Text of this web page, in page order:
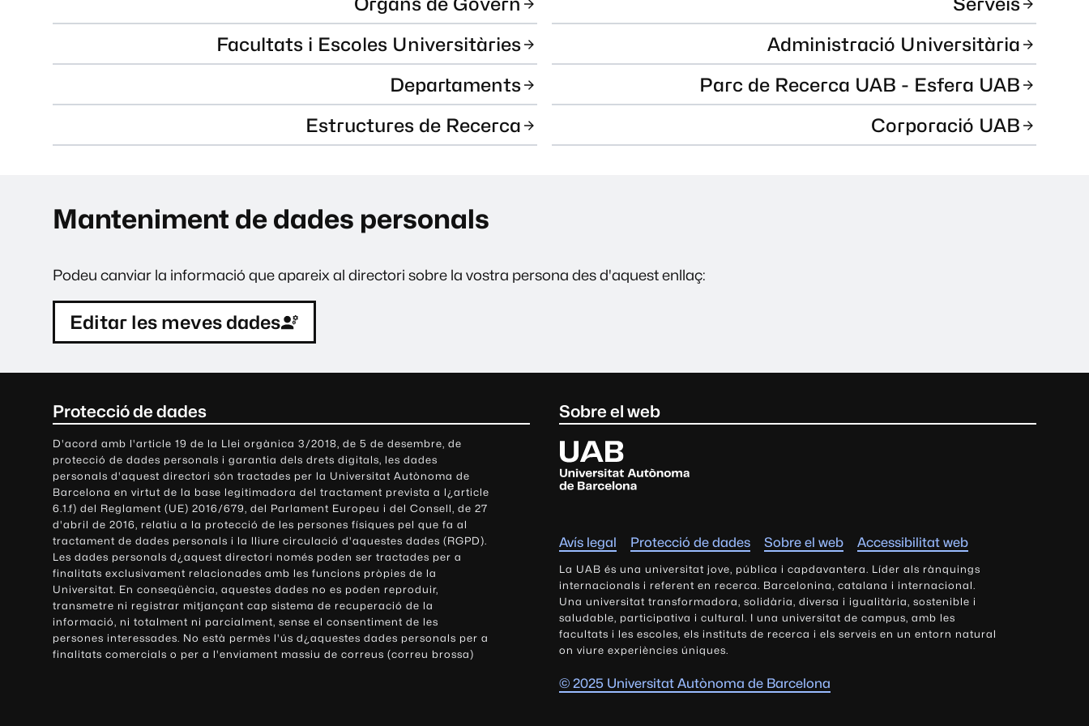
Facultats i Escoles Universitàries
Departaments
Estructures de Recerca
Administració Universitària
Parc de Recerca UAB - Esfera UAB
Corporació UAB
Manteniment de dades personals
Podeu canviar la informació que apareix al directori sobre la vostra persona des d'aquest enllaç:
Editar les meves dades
Protecció de dades
D'acord amb l'article 19 de la Llei orgànica 3/2018, de 5 de desembre, de
protecció de dades personals i garantia dels drets digitals, les dades
personals d'aquest directori són tractades per la Universitat Autònoma de
Barcelona en virtut de la base legitimadora del tractament prevista a l¿article
6.1.f) del Reglament (UE) 2016/679, del Parlament Europeu i del Consell, de 27
d'abril de 2016, relatiu a la protecció de les persones físiques pel que fa al
tractament de dades personals i la lliure circulació d'aquestes dades (RGPD).
Les dades personals d¿aquest directori només poden ser tractades per a
finalitats exclusivament relacionades amb les funcions pròpies de la
Universitat. En conseqüència, aquestes dades no es poden reproduir,
transmetre ni registrar mitjançant cap sistema de recuperació de la
informació, ni totalment ni parcialment, sense el consentiment de les
persones interessades. No està permès l'ús d¿aquestes dades personals per a
finalitats comercials o per a l'enviament massiu de correus (correu brossa)
Sobre el web
U
n
i
s
i
t
a
t
A
u
t
ò
Avís legal Protecció de dades Sobre el web Accessibilitat web
La UAB és una universitat jove, pública i capdavantera. Líder als rànquings
internacionals i referent en recerca. Barcelonina, catalana i internacional.
Una universitat transformadora, solidària, diversa i igualitària, sostenible i
saludable, participativa i cultural. I una universitat de campus, amb les
facultats i les escoles, els instituts de recerca i els serveis en un entorn natural
on viure experiències úniques.
© 2025 Universitat Autònoma de Barcelona